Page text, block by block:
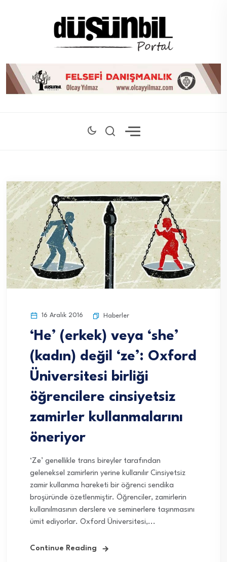
16 Aralık 2016 Haberler
‘He’ (erkek) veya ‘she’
(kadın) değil ‘ze’: Oxford
Üniversitesi birliği
öğrencilere cinsiyetsiz
zamirler kullanmalarını
öneriyor
‘Ze’ genellikle trans bireyler tarafından
geleneksel zamirlerin yerine kullanılır Cinsiyetsiz
zamir kullanma hareketi bir öğrenci sendika
broşüründe özetlenmiştir. Öğrenciler, zamirlerin
kullanılmasının derslere ve seminerlere taşınmasını
ümit ediyorlar. Oxford Üniversitesi,...
Continue Reading